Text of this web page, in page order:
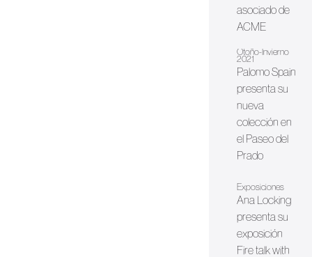
asociado de
ACME
Otoño-Invierno
2021
Palomo Spain
presenta su
nueva
colección en
el Paseo del
Prado
Exposiciones
Ana Locking
presenta su
exposición
Fire talk with